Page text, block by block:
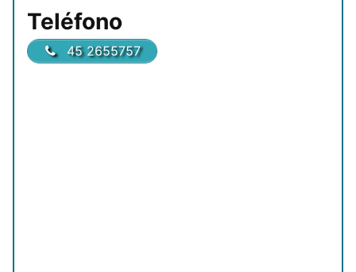
Teléfono
45 2655757